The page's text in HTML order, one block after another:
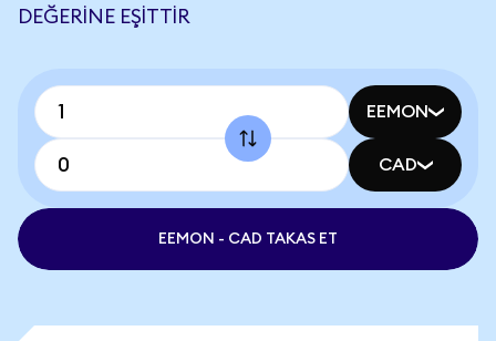
DEĞERINE EŞITTIR
EEMON
CAD
EEMON - CAD TAKAS ET